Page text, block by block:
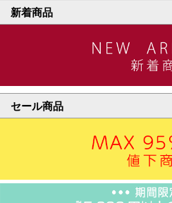
新着商品
セール商品